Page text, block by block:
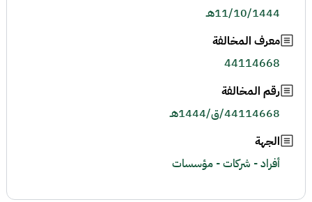
11/10/1444هـ
معرف المخالفة
44114668
رقم المخالفة
44114668/ق/1444هـ
الجهة
أفراد - شركات - مؤسسات